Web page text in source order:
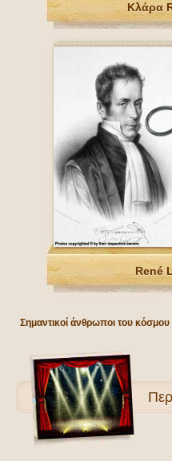
Κλάρα
René
Σημαντικοί άνθρωποι του κόσμου